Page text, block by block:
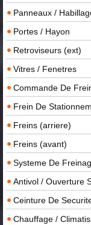
Panneaux /
Portes / Hayon
Retroviseurs (ext)
Vitres / Fenetres
Commande De
Frein De
Freins (arriere)
Freins (avant)
Systeme De
Antivol / Ouverture
Ceinture De
Chauffage /